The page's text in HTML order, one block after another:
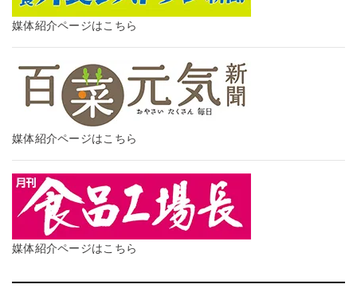
媒体紹介ページはこちら
媒体紹介ページはこちら
媒体紹介ページはこちら